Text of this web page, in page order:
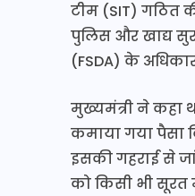
टीम (SIT) गठित
पुलिस और खाद्य
(FSDA) के
मुख्यमंत्री ने कहा
कमाया गया पैसा
इसकी गहराई से
को किसी भी सूरत